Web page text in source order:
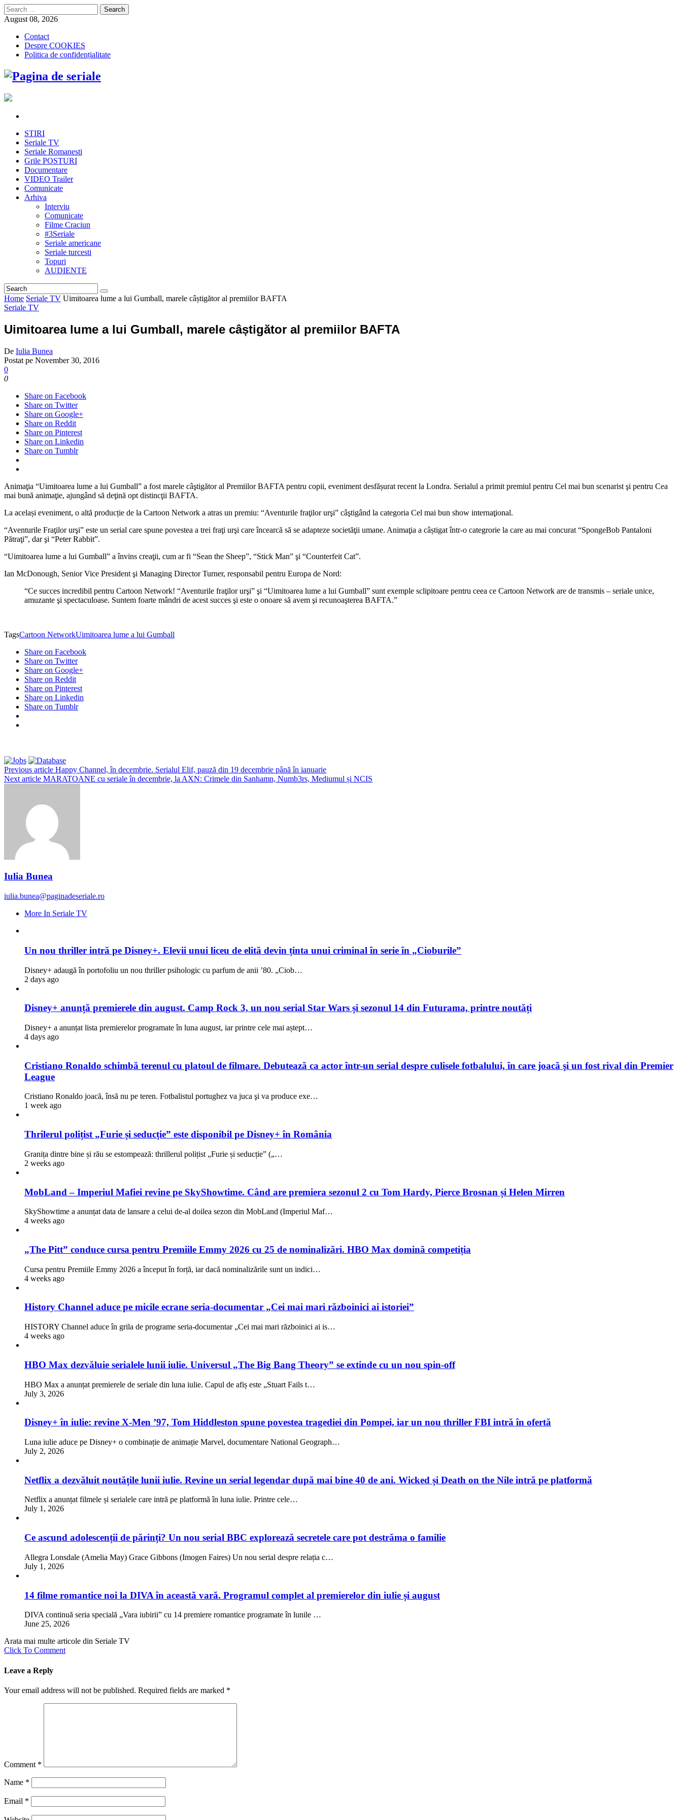
Search
for:
August 08, 2026
Contact
Despre COOKIES
Politica de confidențialitate
STIRI
Seriale TV
Seriale Romanesti
Grile POSTURI
Documentare
VIDEO Trailer
Comunicate
Arhiva
Interviu
Comunicate
Filme Craciun
#3Seriale
Seriale americane
Seriale turcesti
Topuri
AUDIENTE
Home Seriale TV Uimitoarea lume a lui Gumball, marele câștigător al premiilor BAFTA
Seriale TV
Uimitoarea lume a lui Gumball, marele câștigător al premiilor BAFTA
De Iulia Bunea
Postat pe November 30, 2016
0
0
Share on Facebook
Share on Twitter
Share on Google+
Share on Reddit
Share on Pinterest
Share on Linkedin
Share on Tumblr
Animaţia “Uimitoarea lume a lui Gumball” a fost marele câştigător al Premiilor BAFTA pentru copii, eveniment desfășurat recent la Londra. Serialul a primit premiul pentru Cel mai bun scenarist şi pentru Cea
mai bună animaţie, ajungând să deţină opt distincţii BAFTA.
La același eveniment, o altă producție de la Cartoon Network a atras un premiu: “Aventurile fraţilor urşi” câştigând la categoria Cel mai bun show internaţional.
“Aventurile Fraţilor urşi” este un serial care spune povestea a trei fraţi urşi care încearcă să se adapteze societăţii umane. Animaţia a câștigat într-o categrorie la care au mai concurat “SpongeBob Pantaloni
Pătraţi”, dar şi “Peter Rabbit”.
“Uimitoarea lume a lui Gumball” a învins creaţii, cum ar fi “Sean the Sheep”, “Stick Man” şi “Counterfeit Cat”.
Ian McDonough, Senior Vice President şi Managing Director Turner, responsabil pentru Europa de Nord:
“Ce succes incredibil pentru Cartoon Network! “Aventurile fraţilor urşi” şi “Uimitoarea lume a lui Gumball” sunt exemple sclipitoare pentru ceea ce Cartoon Network are de transmis – seriale unice,
amuzante şi spectaculoase. Suntem foarte mândri de acest succes şi este o onoare să avem şi recunoaşterea BAFTA.”
TagsCartoon NetworkUimitoarea lume a lui Gumball
Share on Facebook
Share on Twitter
Share on Google+
Share on Reddit
Share on Pinterest
Share on Linkedin
Share on Tumblr
Previous article Happy Channel, în decembrie. Serialul Elif, pauză din 19 decembrie până în ianuarie
Next article MARATOANE cu seriale în decembrie, la AXN: Crimele din Sanhamn, Numb3rs, Mediumul și NCIS
Iulia Bunea
iulia.bunea@paginadeseriale.ro
More In Seriale TV
Un nou thriller intră pe Disney+. Elevii unui liceu de elită devin ținta unui criminal în serie în „Cioburile”
Disney+ adaugă în portofoliu un nou thriller psihologic cu parfum de anii ’80. „Ciob…
2 days ago
Disney+ anunță premierele din august. Camp Rock 3, un nou serial Star Wars și sezonul 14 din Futurama, printre noutăți
Disney+ a anunțat lista premierelor programate în luna august, iar printre cele mai aștept…
4 days ago
Cristiano Ronaldo schimbă terenul cu platoul de filmare. Debutează ca actor într-un serial despre culisele fotbalului, în care joacă şi un fost rival din Premier
League
Cristiano Ronaldo joacă, însă nu pe teren. Fotbalistul portughez va juca şi va produce exe…
1 week ago
Thrilerul polițist „Furie și seducție” este disponibil pe Disney+ în România
Granița dintre bine și rău se estompează: thrillerul polițist „Furie și seducție” („…
2 weeks ago
MobLand – Imperiul Mafiei revine pe SkyShowtime. Când are premiera sezonul 2 cu Tom Hardy, Pierce Brosnan și Helen Mirren
SkyShowtime a anunțat data de lansare a celui de-al doilea sezon din MobLand (Imperiul Maf…
4 weeks ago
„The Pitt” conduce cursa pentru Premiile Emmy 2026 cu 25 de nominalizări. HBO Max domină competiția
Cursa pentru Premiile Emmy 2026 a început în forță, iar dacă nominalizările sunt un indici…
4 weeks ago
History Channel aduce pe micile ecrane seria-documentar „Cei mai mari războinici ai istoriei”
HISTORY Channel aduce în grila de programe seria-documentar „Cei mai mari războinici ai is…
4 weeks ago
HBO Max dezvăluie serialele lunii iulie. Universul „The Big Bang Theory” se extinde cu un nou spin-off
HBO Max a anunțat premierele de seriale din luna iulie. Capul de afiș este „Stuart Fails t…
July 3, 2026
Disney+ în iulie: revine X-Men ’97, Tom Hiddleston spune povestea tragediei din Pompei, iar un nou thriller FBI intră în ofertă
Luna iulie aduce pe Disney+ o combinație de animație Marvel, documentare National Geograph…
July 2, 2026
Netflix a dezvăluit noutățile lunii iulie. Revine un serial legendar după mai bine 40 de ani. Wicked și Death on the Nile intră pe platformă
Netflix a anunțat filmele și serialele care intră pe platformă în luna iulie. Printre cele…
July 1, 2026
Ce ascund adolescenții de părinți? Un nou serial BBC explorează secretele care pot destrăma o familie
Allegra Lonsdale (Amelia May) Grace Gibbons (Imogen Faires) Un nou serial despre relația c…
July 1, 2026
14 filme romantice noi la DIVA în această vară. Programul complet al premierelor din iulie și august
DIVA continuă seria specială „Vara iubirii” cu 14 premiere romantice programate în lunile …
June 25, 2026
Arata mai multe articole din Seriale TV
Click To Comment
Leave a Reply
Your email address will not be published. Required fields are marked *
Comment *
Name *
Email *